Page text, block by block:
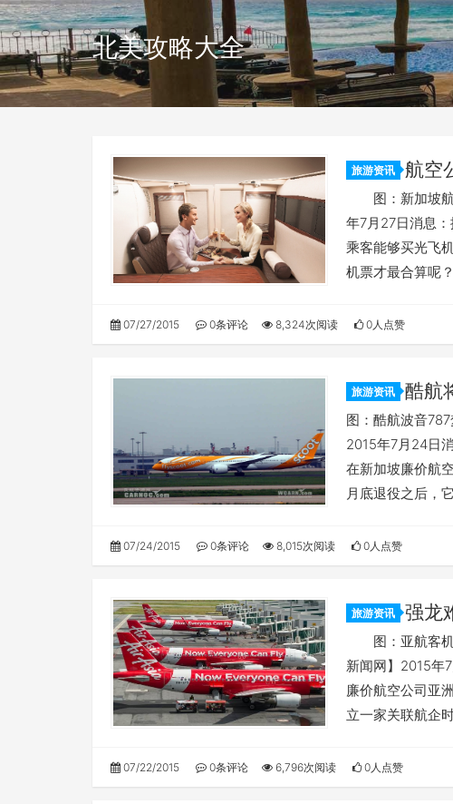
北美攻略大全
旅游资讯
航空
图：新加坡航
年7月27日消息
乘客能够买光飞
机票才最合算
07/27/2015 0条评论 8,324次阅读 0人点赞
旅游资讯
酷航
廉航
图：酷航波音
2015年7月24日
在新加坡廉价航
月底退役之后，
07/24/2015 0条评论 8,015次阅读 0人点赞
旅游资讯
强龙
航线
图：亚航客机
新闻网】2015年
廉价航空公司亚
立一家关联航企
07/22/2015 0条评论 6,796次阅读 0人点赞